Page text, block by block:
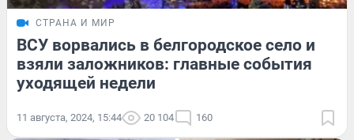
СТРАНА И МИР
ВСУ ворвались в белгородское село и
взяли заложников: главные события
уходящей недели
11 августа, 2024, 15:44 20 104 160